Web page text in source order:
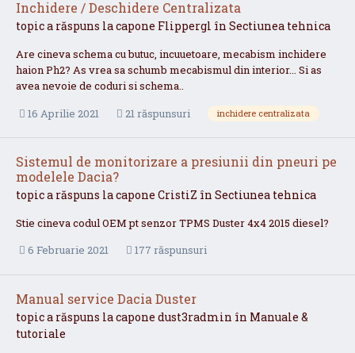
Inchidere / Deschidere Centralizata
topic a răspuns lacapone Flippergl în Sectiunea tehnica
Are cineva schema cu butuc, incuuetoare, mecabism inchidere
haion Ph2? As vrea sa schumb mecabismul din interior... Si as
avea nevoie de coduri si schema..
16 Aprilie 2021
21 răspunsuri inchidere centralizata
Sistemul de monitorizare a presiunii din pneuri pe
modelele Dacia?
topic a răspuns lacapone CristiZ în Sectiunea tehnica
Stie cineva codul OEM pt senzor TPMS Duster 4x4 2015 diesel?
6 Februarie 2021
177 răspunsuri
Manual service Dacia Duster
topic a răspuns lacapone dust3radmin în Manuale &
tutoriale